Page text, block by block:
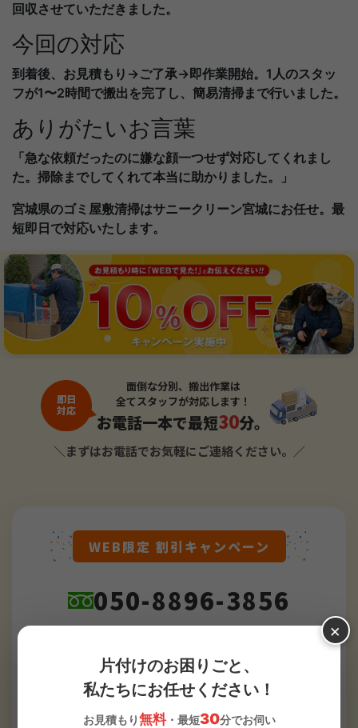
回収させていただきました。
今回の対応
到着後、お見積もり→ご了承→即作業開始。1人のスタッ
フが1〜2時間で搬出を完了し、簡易清掃まで行いました。
ありがたいお言葉
「急な依頼だったのに嫌な顔一つせず対応してくれまし
た。掃除までしてくれて本当に助かりました。」
宮城県のゴミ屋敷清掃はサニークリーン宮城にお任せ。最
短即日で対応いたします。
即日
対応
面倒な分別、搬出作業は
全てスタッフが対応します！
お電話一本で最短30分。
＼まずはお電話でお気軽にご連絡ください。／
WEB限定 割引キャンペーン
050-8896-3856
土日祝OK
最短30分でお伺い
×
片付けのお困りごと、
私たちにお任せください！
お見積もり無料・最短30分でお伺い